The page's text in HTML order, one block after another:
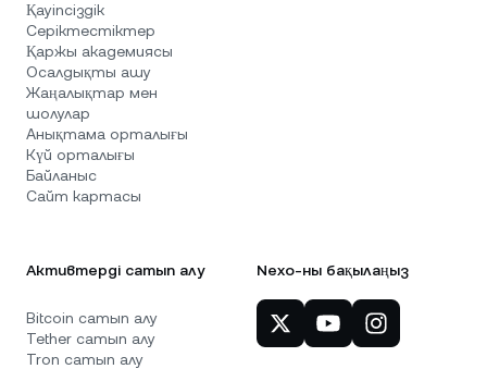
Қауіпсіздік
Серіктестіктер
Қаржы академиясы
Осалдықты ашу
Жаңалықтар мен
шолулар
Анықтама орталығы
Күй орталығы
Байланыс
Сайт картасы
Активтерді сатып алу
Bitcoin сатып алу
Tether сатып алу
Tron сатып алу
Nexo-ны бақылаңыз